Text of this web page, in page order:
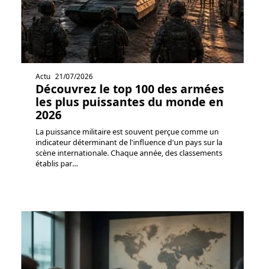
Actu 21/07/2026
Découvrez le top 100 des armées
les plus puissantes du monde en
2026
La puissance militaire est souvent perçue comme un
indicateur déterminant de l'influence d'un pays sur la
scène internationale. Chaque année, des classements
établis par…